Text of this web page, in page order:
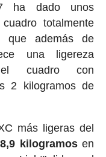
ha dado unos
totalmente
que además de
una ligereza
cuadro con
2 kilogramos de
más ligeras del
8,9 kilogramosen